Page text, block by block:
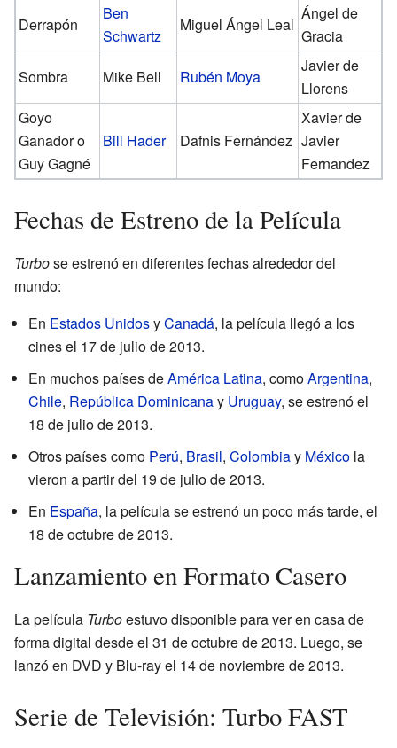
Derrapón
Ben
Schwartz
Miguel Ángel Leal
Ángel de
Gracia
Sombra
Mike Bell Rubén Moya
Javier de
Llorens
Goyo
Ganador o
Guy Gagné
Bill Hader Dafnis Fernández
Xavier de
Javier
Fernandez
Fechas de Estreno de la Película
Turbose estrenó en diferentes fechas alrededor del
mundo:
En Estados UnidosyCanadá, la película llegó a los
cines el 17 de julio de 2013.
En muchos países deAmérica Latina, comoArgentina,
Chile, República Dominicanay Uruguay, se estrenó el
18 de julio de 2013.
Otros países como Perú, Brasil, Colombiay México la
vieron a partir del 19 de julio de 2013.
En España, la película se estrenó un poco más tarde, el
18 de octubre de 2013.
Lanzamiento en Formato Casero
La película Turboestuvo disponible para ver en casa de
forma digital desde el 31 de octubre de 2013. Luego, se
lanzó en DVD y Blu-ray el 14 de noviembre de 2013.
Serie de Televisión: Turbo FAST